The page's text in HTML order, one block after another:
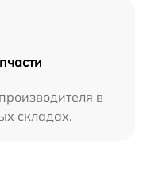
в
складах.